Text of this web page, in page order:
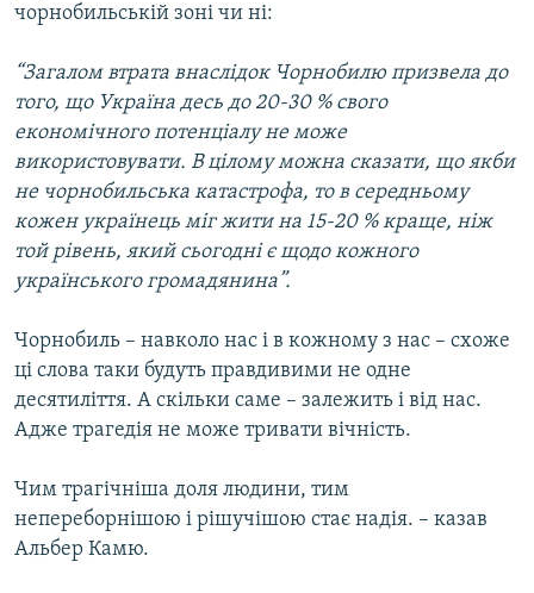
чорнобильській зоні чи ні:
“Загалом втрата внаслідок Чорнобилю призвела до
того, що Україна десь до 20-30 % свого
економічного потенціалу не може
використовувати. В цілому можна сказати, що якби
не чорнобильська катастрофа, то в середньому
кожен українець міг жити на 15-20 % краще, ніж
той рівень, який сьогодні є щодо кожного
українського громадянина”.
Чорнобиль – навколо нас і в кожному з нас – схоже
ці слова таки будуть правдивими не одне
десятиліття. А скільки саме – залежить і від нас.
Адже трагедія не може тривати вічність.
Чим трагічніша доля людини, тим
непереборнішою і рішучішою стає надія. – казав
Альбер Камю.